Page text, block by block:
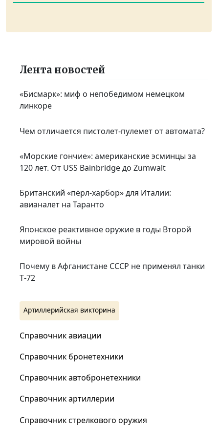
Лента новостей
«Бисмарк»: миф о непобедимом немецком
линкоре
Чем отличается пистолет-пулемет от автомата?
«Морские гончие»: американские эсминцы за
120 лет. От USS Bainbridge до Zumwalt
Британский «пёрл-харбор» для Италии:
авианалет на Таранто
Японское реактивное оружие в годы Второй
мировой войны
Почему в Афганистане СССР не применял танки
Т‑72
Артиллерийская викторина
Справочник авиации
Справочник бронетехники
Справочник автобронетехники
Справочник артиллерии
Справочник стрелкового оружия